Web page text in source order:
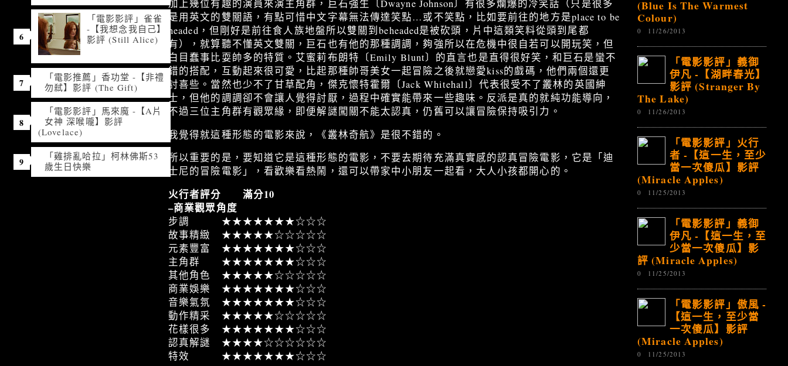
加上幾位有趣的演員來演主角群，巨石強生〔Dwayne Johnson〕有很多爛爆的冷笑話（只是很多
是用英文的雙關語，有點可惜中文字幕無法傳達笑點…或不笑點，比如要前往的地方是place to be
headed，但剛好是前往食人族地盤所以雙關到beheaded是被砍頭，片中這類笑料從頭到尾都
有），就算聽不懂英文雙關，巨石也有他的那種調調，夠強所以在危機中很自若可以開玩笑，但
白目蠢事比耍帥多的特質。艾蜜莉布朗特〔Emily Blunt〕的直言也是直得很好笑，和巨石是蠻不
錯的搭配，互動起來很可愛，比起那種帥哥美女一起冒險之後就戀愛kiss的戲碼，他們兩個還更
討喜些。當然也少不了甘草配角，傑克懷特霍爾〔Jack Whitehall〕代表很受不了叢林的英國紳
士，但他的調調卻不會讓人覺得討厭，過程中確實能帶來一些趣味。反派是真的就純功能導向，
不過三位主角群有觀眾緣，即便解謎闖關不能太認真，仍舊可以讓冒險保持吸引力。
我覺得就這種形態的電影來說，《叢林奇航》是很不錯的。
所以重要的是，要知道它是這種形態的電影，不要去期待充滿真實感的認真冒險電影，它是「迪
士尼的冒險電影」，看歡樂看熱鬧，還可以帶家中小朋友一起看，大人小孩都開心的。
火行者評分 滿分10
–商業觀眾角度
步調 ★★★★★★★☆☆☆
故事精緻 ★★★★★☆☆☆☆☆
元素豐富 ★★★★★★★☆☆☆
主角群 ★★★★★★★☆☆☆
其他角色 ★★★★★☆☆☆☆☆
商業娛樂 ★★★★★★★☆☆☆
音樂氣氛 ★★★★★★★☆☆☆
動作精采 ★★★★★☆☆☆☆☆
花樣很多 ★★★★★★★☆☆☆
認真解謎 ★★★★☆☆☆☆☆☆
特效 ★★★★★★★☆☆☆
「電影影評」雀雀
-【我想念我自己】
影評 (Still Alice)
「電影推薦」香功堂 -【非禮
勿弒】影評 (The Gift)
「電影影評」馬來魔 -【A片
女神 深喉嚨】影評
(Lovelace)
「雞排亂哈拉」柯林佛斯53
歲生日快樂
(Blue Is The Warmest
Colour)
0 11/26/2013
「電影影評」義御
伊凡 -【湖畔春光】
影評 (Stranger By
The Lake)
0 11/26/2013
「電影影評」火行
者 -【這一生，至少
當一次傻瓜】影評
(Miracle Apples)
0 11/25/2013
「電影影評」義御
伊凡 -【這一生，至
少當一次傻瓜】影
評 (Miracle Apples)
0 11/25/2013
「電影影評」傲風 -
【這一生，至少當
一次傻瓜】影評
(Miracle Apples)
0 11/25/2013